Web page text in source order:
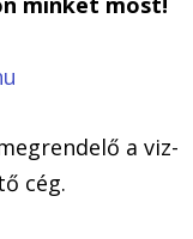
a viz-
cég.